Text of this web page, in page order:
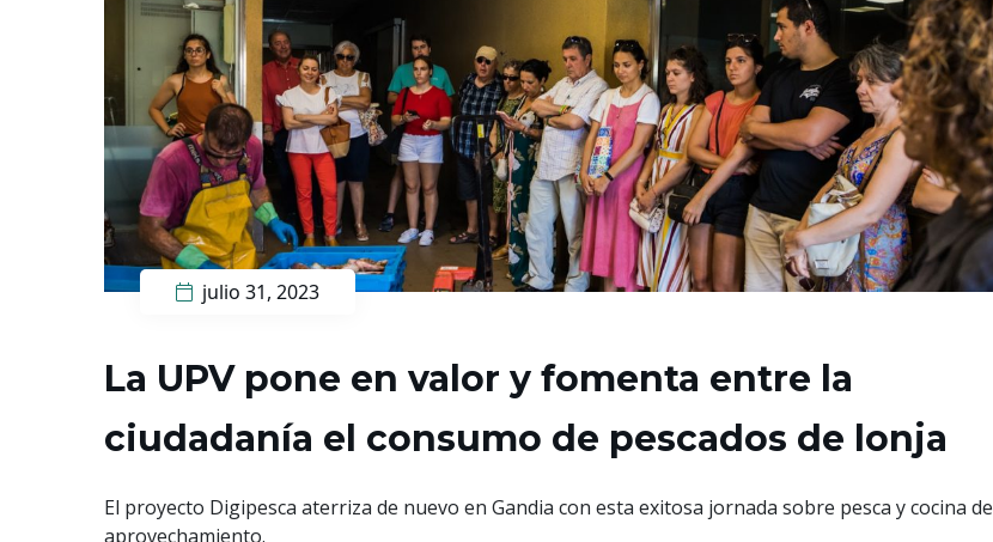
julio 31, 2023
La UPV pone en valor y fomenta entre la
ciudadanía el consumo de pescados de lonja
El proyecto Digipesca aterriza de nuevo en Gandia con esta exitosa jornada sobre pesca y cocina de
aprovechamiento.